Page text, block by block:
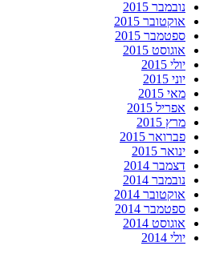
נובמבר 2015
אוקטובר 2015
ספטמבר 2015
אוגוסט 2015
יולי 2015
יוני 2015
מאי 2015
אפריל 2015
מרץ 2015
פברואר 2015
ינואר 2015
דצמבר 2014
נובמבר 2014
אוקטובר 2014
ספטמבר 2014
אוגוסט 2014
יולי 2014